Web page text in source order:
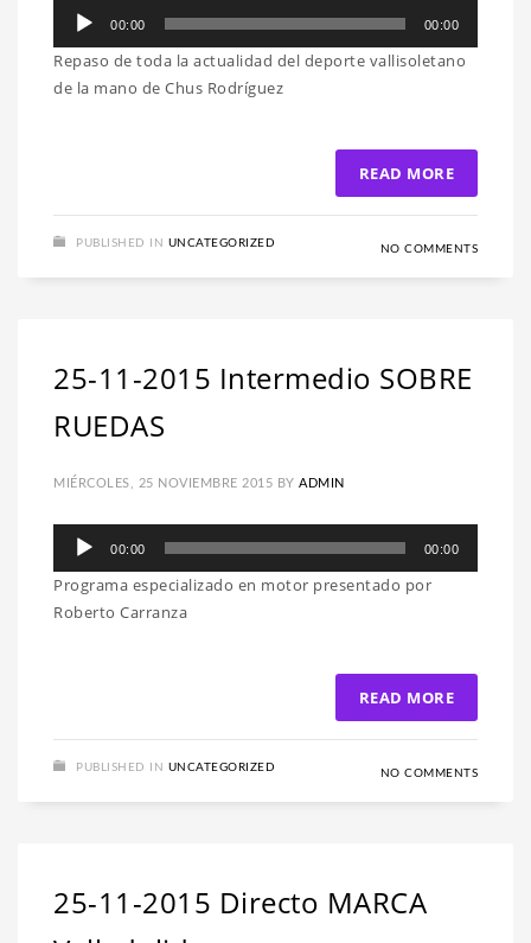
Reproductor
audio
00:00 00:00
Repaso de toda la actualidad del deporte vallisoletano
de la mano de Chus Rodríguez
READ MORE
PUBLISHED IN UNCATEGORIZED NO COMMENTS
25-11-2015 Intermedio SOBRE
RUEDAS
MIÉRCOLES, 25 NOVIEMBRE 2015 BY ADMIN
Reproductor
audio
00:00 00:00
Programa especializado en motor presentado por
Roberto Carranza
READ MORE
PUBLISHED IN UNCATEGORIZED NO COMMENTS
25-11-2015 Directo MARCA